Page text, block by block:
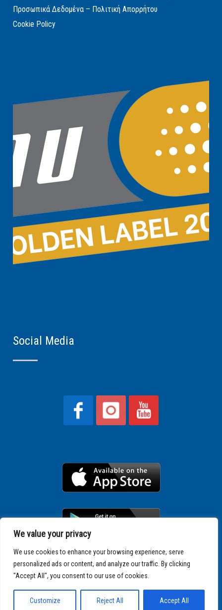
We value your privacy
We use cookies to enhance your browsing experience, serve
personalized ads or content, and analyze our traffic. By clicking
"Accept All", you consent to our use of cookies.
Customize Reject All Accept All
Προσωπικά Δεδομένα – Πολιτική Απορρήτου
Cookie Policy
Social Media
Copyright © 2025 SPARTATHLON